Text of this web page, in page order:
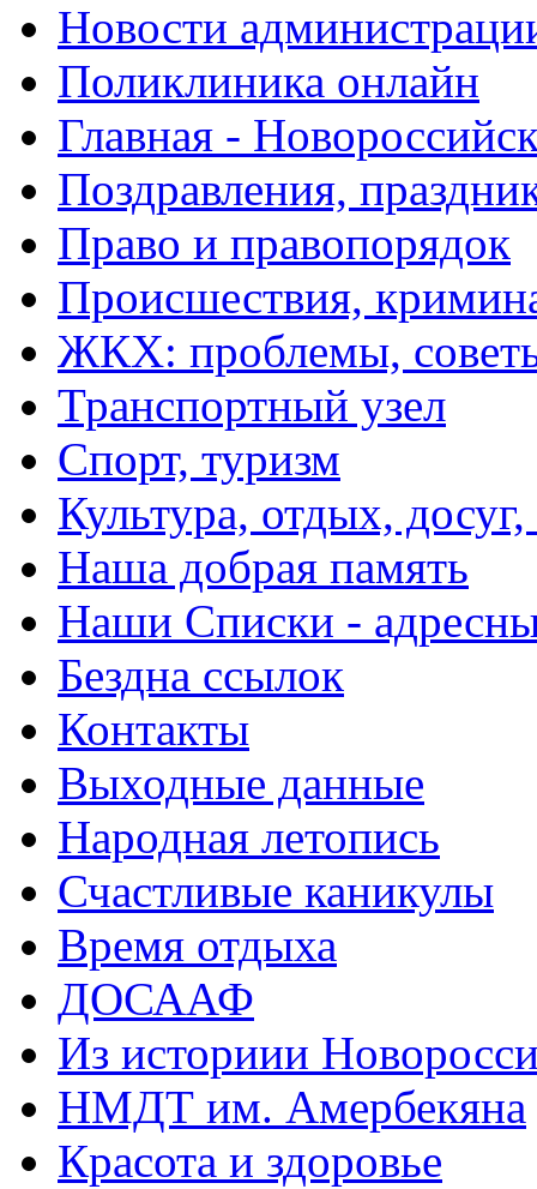
Новости
Поликлиника онлайн
Главная -
Поздравления,
Право и правопорядок
Происшествия,
ЖКХ: проблемы,
Транспортный узел
Спорт, туризм
Культура, отдых,
Наша добрая память
Наши Списки -
Бездна ссылок
Контакты
Выходные данные
Народная летопись
Счастливые каникулы
Время отдыха
ДОСААФ
Из историии
НМДТ им. Амербекяна
Красота и здоровье